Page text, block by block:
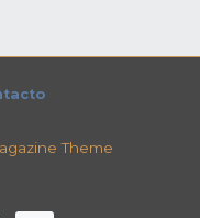
Theme